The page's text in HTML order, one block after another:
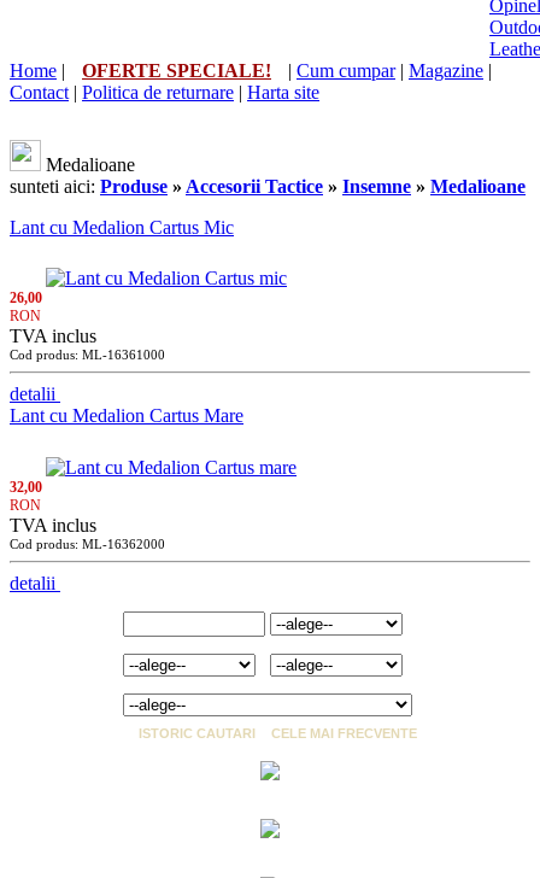
Opinel
Home | OFERTE SPECIALE! | Cum cumpar| Magazine |
Contact | Politica de returnare | Harta site
Medalioane
sunteti aici: Produse » Accesorii Tactice » Insemne » Medalioane
Lant cu Medalion Cartus Mic
26,00
RON
TVA inclus
Cod produs: ML-16361000
detalii
Lant cu Medalion Cartus Mare
32,00
RON
TVA inclus
Cod produs: ML-16362000
detalii
ISTORIC CAUTARI CELE MAI FRECVENTE